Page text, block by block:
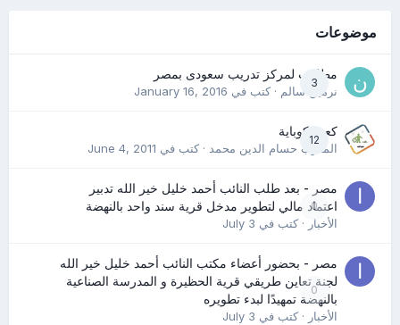
موضوعات
3
مطلوب لمركز تدريب سعودى بمصر
نرمين سالم· كتب في January 16, 2016
12
كعب كوباية
المدرب حسام الدين محمد· كتب في June 4, 2011
0
مصر - بعد طلب النائب أحمد خليل خير الله تدبير
اعتماد مالي لتطوير مدخل قرية سند واحد بالنهضة
الأخبار· كتب في July 3
0
مصر - بحضور أعضاء مكتب النائب أحمد خليل خير الله
لجنة تعاين طريقي قرية الحظيرة و المدرسة الصناعية
بالنهضة تمهيدًا لبدء تطويره
الأخبار· كتب في July 3